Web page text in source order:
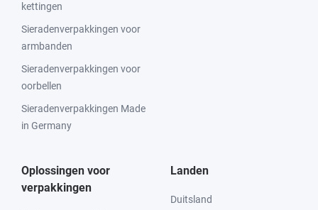
kettingen
Sieradenverpakkingen voor
armbanden
Sieradenverpakkingen voor
oorbellen
Sieradenverpakkingen Made
in Germany
Oplossingen voor
verpakkingen
Landen
Duitsland